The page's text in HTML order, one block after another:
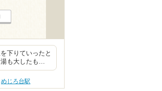
下りていったと
湯も大したも…
めじろ台駅